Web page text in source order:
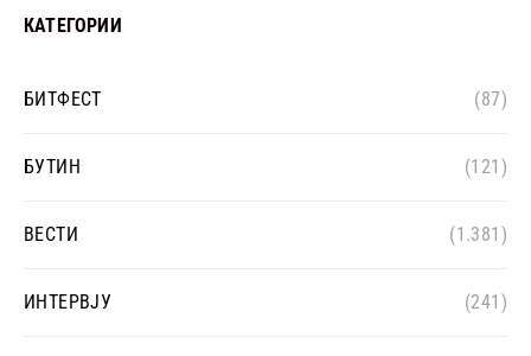
КАТЕГОРИИ
БИТФЕСТ (87)
БУТИН (121)
ВЕСТИ (1.381)
ИНТЕРВЈУ (241)